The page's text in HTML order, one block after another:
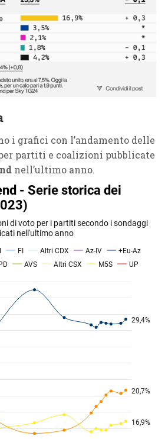
i grafici con l’andamento delle
partiti e coalizioni pubblicate
nell’ultimo anno.